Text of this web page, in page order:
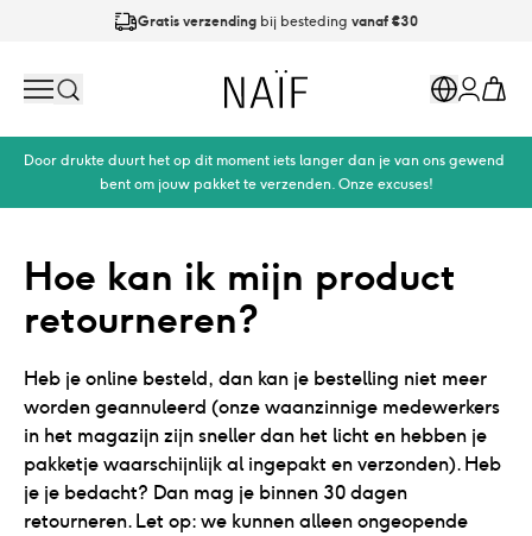
Gratis verzending bij besteding vanaf €30
Search Naïf Markets
Account
Cart
Door drukte duurt het op dit moment iets langer dan je van ons gewend
bent om jouw pakket te verzenden. Onze excuses!
Hoe kan ik mijn product
retourneren?
Heb je online besteld, dan kan je bestelling niet meer
worden geannuleerd (onze waanzinnige medewerkers
in het magazijn zijn sneller dan het licht en hebben je
pakketje waarschijnlijk al ingepakt en verzonden). Heb
je je bedacht? Dan mag je binnen 30 dagen
retourneren. Let op: we kunnen alleen ongeopende